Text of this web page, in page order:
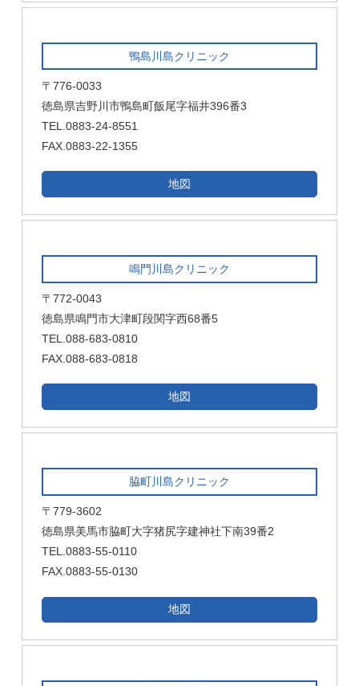
鴨島川島クリニック
〒776-0033
徳島県吉野川市鴨島町飯尾字福井396番3
TEL.0883-24-8551
FAX.0883-22-1355
地図
鳴門川島クリニック
〒772-0043
徳島県鳴門市大津町段関字西68番5
TEL.088-683-0810
FAX.088-683-0818
地図
脇町川島クリニック
〒779-3602
徳島県美馬市脇町大字猪尻字建神社下南39番2
TEL.0883-55-0110
FAX.0883-55-0130
地図